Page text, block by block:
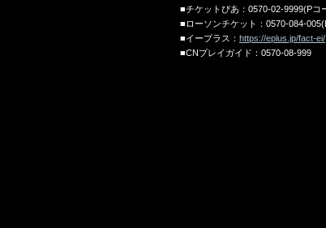
■チケットぴあ：0570-02-9999(Pコ
■ローソンチケット：0570-084-
■イープラス： https://eplus.jp/fact-ei/
■CNプレイガイド：0570-08-999